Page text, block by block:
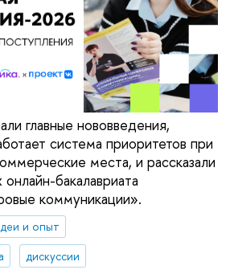
главные нововведения,
система приоритетов при
места, и рассказали
бакалавриата
коммуникации».
и опыт
дискуссии